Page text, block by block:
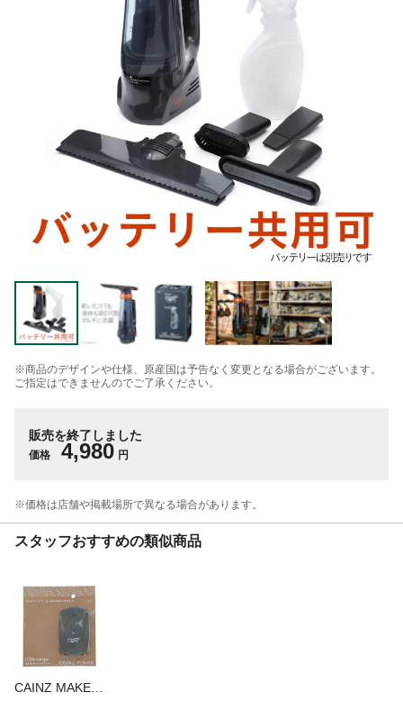
※商品のデザインや仕様、原産国は予告なく変更となる場合がございます。
ご指定はできませんのでご了承ください。
販売を終了しました
価格 4,980 円
※価格は​店舗や​掲載場所で​異なる​場合が​あります。
スタッフおすすめの類似商品